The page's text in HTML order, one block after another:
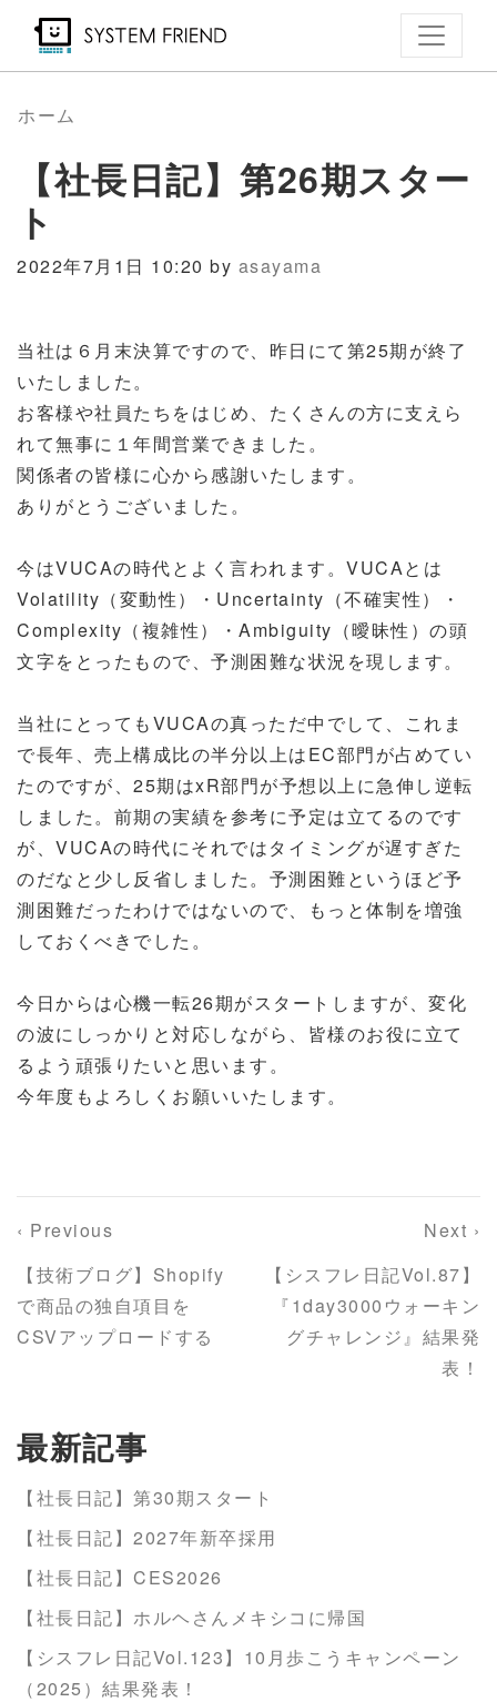
ン
コ
に
ホーム
【社長日記】第26期スター
ト
2022年7月1日 10:20 by asayama
当社は６月末決算ですので、昨日にて第25期が終了
いたしました。
お客様や社員たちをはじめ、たくさんの方に支えら
れて無事に１年間営業できました。
関係者の皆様に心から感謝いたします。
ありがとうございました。
今はVUCAの時代とよく言われます。VUCAとは
Volatility（変動性）・Uncertainty（不確実性）・
Complexity（複雑性）・Ambiguity（曖昧性）の頭
文字をとったもので、予測困難な状況を現します。
当社にとってもVUCAの真っただ中でして、これま
で長年、売上構成比の半分以上はEC部門が占めてい
たのですが、25期はxR部門が予想以上に急伸し逆転
しました。前期の実績を参考に予定は立てるのです
が、VUCAの時代にそれではタイミングが遅すぎた
のだなと少し反省しました。予測困難というほど予
測困難だったわけではないので、もっと体制を増強
しておくべきでした。
今日からは心機一転26期がスタートしますが、変化
の波にしっかりと対応しながら、皆様のお役に立て
るよう頑張りたいと思います。
今年度もよろしくお願いいたします。
‹ Previous
【技術ブログ】Shopify
で商品の独自項目を
CSVアップロードする
Next ›
【シスフレ日記Vol.87】
『1day3000ウォーキン
グチャレンジ』結果発
表！
最新記事
【社長日記】第30期スタート
【社長日記】2027年新卒採用
【社長日記】CES2026
【社長日記】ホルヘさんメキシコに帰国
【シスフレ日記Vol.123】10月歩こうキャンペーン
（2025）結果発表！